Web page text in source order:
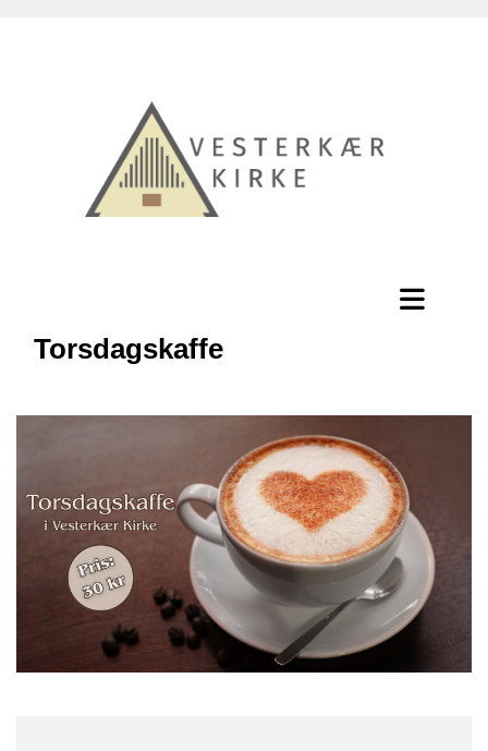
Torsdagskaffe